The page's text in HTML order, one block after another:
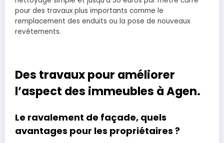
pour des travaux plus importants comme le
remplacement des enduits ou la pose de nouveaux
revêtements.
Des travaux pour améliorer
l’aspect des immeubles à Agen.
Le ravalement de façade, quels
avantages pour les propriétaires ?